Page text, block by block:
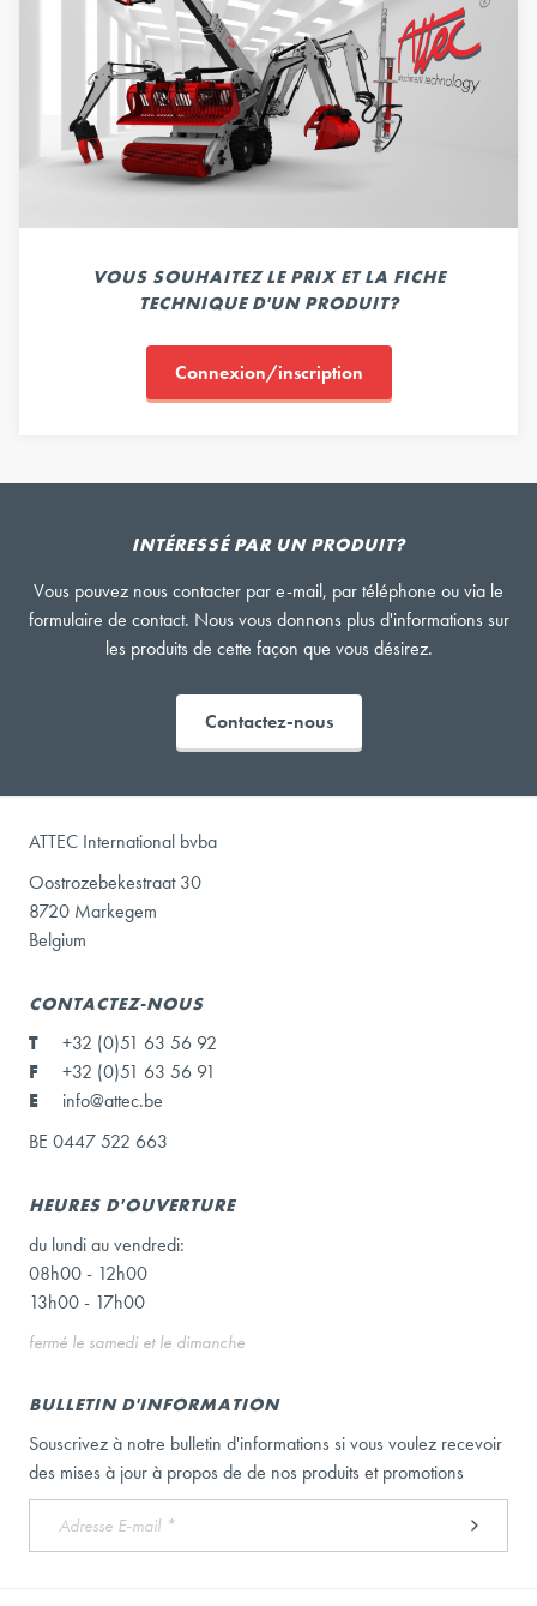
VOUS SOUHAITEZ LE PRIX ET LA FICHE
TECHNIQUE D'UN PRODUIT?
Connexion/inscription
INTÉRESSÉ PAR UN PRODUIT?
Vous pouvez nous contacter par e-mail, par téléphone ou via le
formulaire de contact. Nous vous donnons plus d'informations sur
les produits de cette façon que vous désirez.
Contactez-nous
ATTEC International bvba
Oostrozebekestraat 30
8720 Markegem
Belgium
CONTACTEZ-NOUS
T
+32 (0)51 63 56 92
F
+32 (0)51 63 56 91
E
info@attec.be
BE 0447 522 663
HEURES D'OUVERTURE
du lundi au vendredi:
08h00 - 12h00
13h00 - 17h00
fermé le samedi et le dimanche
BULLETIN D'INFORMATION
Souscrivez à notre bulletin d'informations si vous voulez recevoir
des mises à jour à propos de de nos produits et promotions